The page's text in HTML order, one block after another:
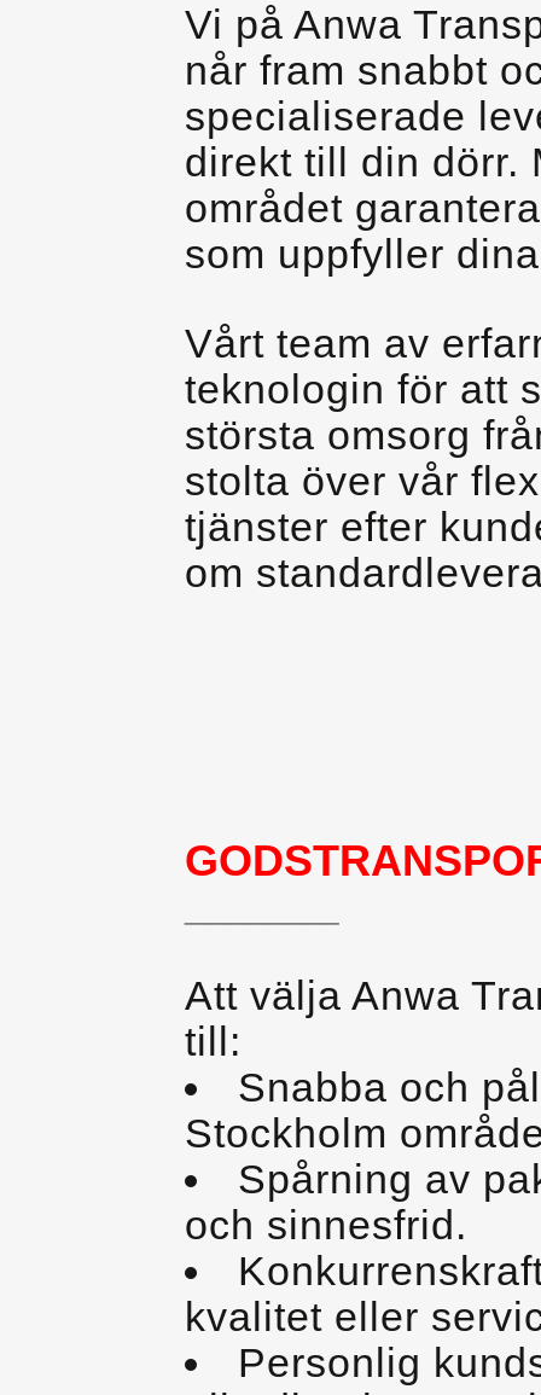
Vi på Anwa
når fram snabbt
specialiserade
direkt till din dörr.
området
som uppfyller
Vårt team av
teknologin för att
största omsorg
stolta över vår
tjänster efter
om
Att välja Anwa
till:
Snabba och
Stockholm
Spårning av
och sinnesfrid.
kvalitet eller
Personlig